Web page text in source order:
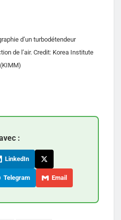
d’un turbodétendeur
de l’air. Credit: Korea Institute
:
LinkedIn
Telegram Email